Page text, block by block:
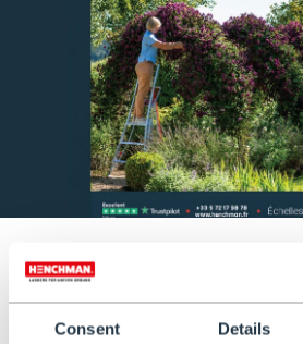
Consent Details
Digitale brochure in het Frans
DOWNLOAD